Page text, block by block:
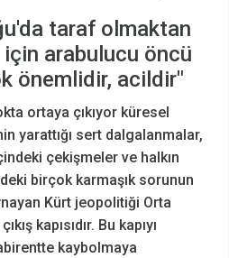
taraf olmaktan
için arabulucu öncü
önemlidir, acildir"
ortaya çıkıyor küresel
yarattığı sert dalgalanmalar,
çekişmeler ve halkın
birçok karmaşık sorunun
Kürt jeopolitiği Orta
kapısıdır. Bu kapıyı
kaybolmaya